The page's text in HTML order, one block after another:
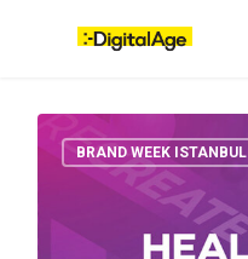
BRAND WEEK ISTANBUL